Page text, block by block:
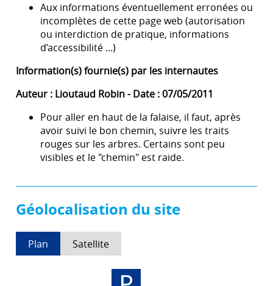
Aux informations éventuellement erronées ou
incomplètes de cette page web (autorisation
ou interdiction de pratique, informations
d’accessibilité ...)
Information(s) fournie(s) par les internautes
Auteur : Lioutaud Robin - Date : 07/05/2011
Pour aller en haut de la falaise, il faut, après
avoir suivi le bon chemin, suivre les traits
rouges sur les arbres. Certains sont peu
visibles et le "chemin" est raide.
Géolocalisation du site
Plan Satellite